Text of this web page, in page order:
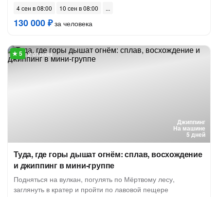
4 сен в 08:00 10 сен в 08:00
130 000 ₽за человека
Джиппинг
На машине
5 дней
2 отзыва
Туда, где горы дышат огнём: сплав, восхождение
и джиппинг в мини-группе
Подняться на вулкан, погулять по Мёртвому лесу,
заглянуть в кратер и пройти по лавовой пещере